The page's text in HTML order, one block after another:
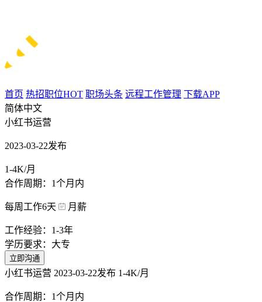
首页 热招职位HOT 职场头条 远程工作管理 下载APP
简体中文
小红书运营
2023-03-22发布
1-4K/月
合作周期：1个月内
每周工作6天 月薪
工作经验：1-3年
学历要求：大专
立即沟通
小红书运营 2023-03-22发布 1-4K/月
合作周期：1个月内